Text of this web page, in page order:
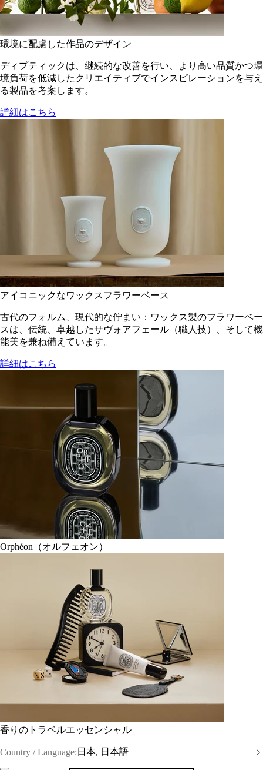
環境に配慮した作品のデザイン
ディプティックは、継続的な改善を行い、より高い品質かつ環
境負荷を低減した​クリエイティブでインスピレーションを与え
る製品を考案します。
詳細はこちら
アイコニックなワックスフラワーベース
古代のフォルム、現代的な佇まい：ワックス製のフラワーベー
スは、伝統、卓越したサヴォアフェール（職人技）、そして機
能美を兼ね備えています。
詳細はこちら
Orphéon（オルフェオン）
香りのトラベルエッセンシャル
Country / Language: 日本, 日本語